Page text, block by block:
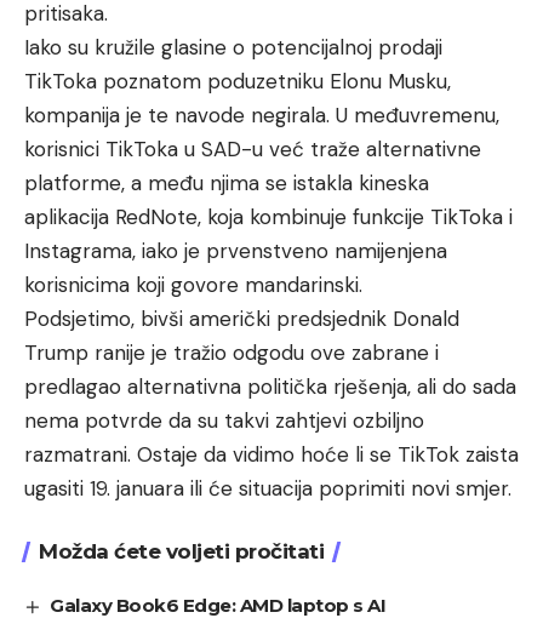
pritisaka.
Iako su kružile glasine o potencijalnoj prodaji
TikToka poznatom poduzetniku Elonu Musku,
kompanija je te navode negirala. U međuvremenu,
korisnici TikToka u SAD-u već traže alternativne
platforme, a među njima se istakla kineska
aplikacija RedNote, koja kombinuje funkcije TikToka i
Instagrama, iako je prvenstveno namijenjena
korisnicima koji govore mandarinski.
Podsjetimo, bivši američki predsjednik Donald
Trump ranije je tražio odgodu ove zabrane i
predlagao alternativna politička rješenja, ali do sada
nema potvrde da su takvi zahtjevi ozbiljno
razmatrani. Ostaje da vidimo hoće li se TikTok zaista
ugasiti 19. januara ili će situacija poprimiti novi smjer.
Možda ćete voljeti pročitati
Galaxy Book6 Edge: AMD laptop s AI